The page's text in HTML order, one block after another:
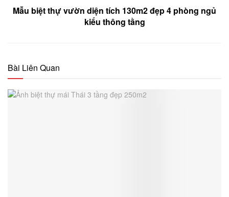
Mẫu biệt thự vườn diện tích 130m2 đẹp 4 phòng ngủ
kiểu thông tầng
Bài Liên Quan